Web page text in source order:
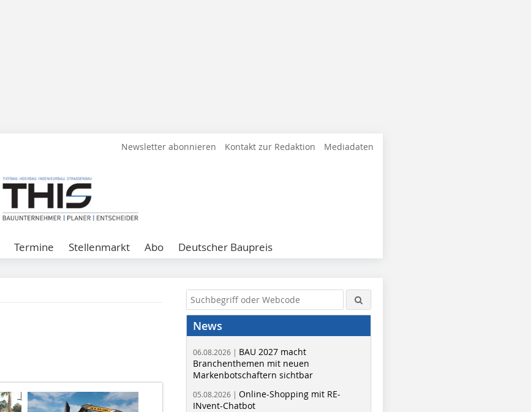
Newsletter abonnieren Kontakt zur Redaktion Mediadaten
Termine Stellenmarkt Abo Deutscher Baupreis
News
06.08.2026 | BAU 2027 macht
Branchenthemen mit neuen
Markenbotschaftern sichtbar
05.08.2026 | Online-Shopping mit RE-
INvent-Chatbot